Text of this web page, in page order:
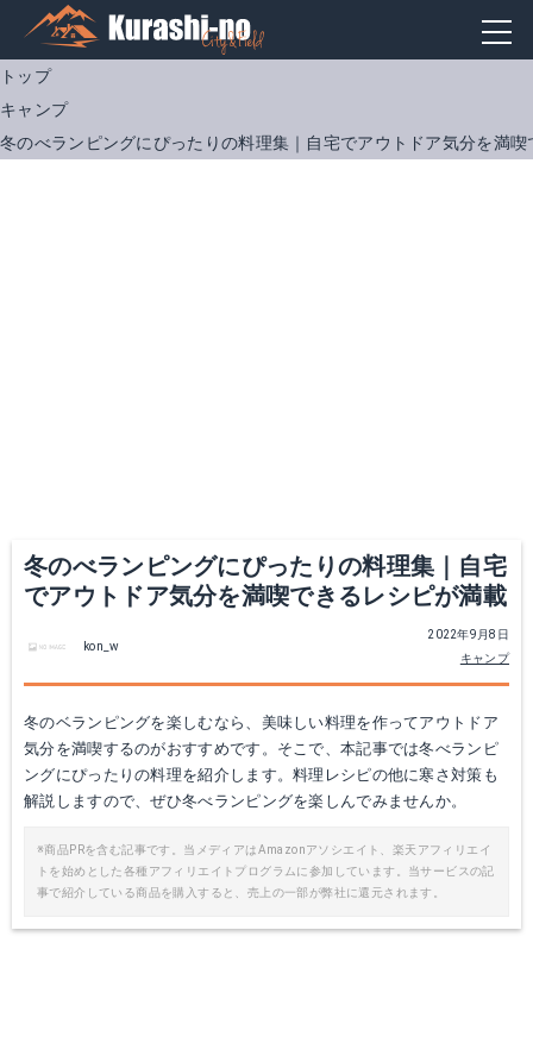
トップ
キャンプ
冬のべランピングにぴったりの料理集｜自宅でアウトドア気分を満
冬のべランピングにぴったりの料理集｜自宅
でアウトドア気分を満喫できるレシピが満載
2022年9月8日
キャンプ
kon_w
冬のベランピングを楽しむなら、美味しい料理を作ってアウトドア
気分を満喫するのがおすすめです。そこで、本記事では冬べランピ
ングにぴったりの料理を紹介します。料理レシピの他に寒さ対策も
解説しますので、ぜひ冬べランピングを楽しんでみませんか。
※商品PRを含む記事です。当メディアはAmazonアソシエイト、楽天アフィリエイ
トを始めとした各種アフィリエイトプログラムに参加しています。当サービスの記
事で紹介している商品を購入すると、売上の一部が弊社に還元されます。